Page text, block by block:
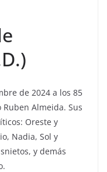
de 2024 a los 85
Almeida. Sus
Oreste y
Nadia, Sol y
y demás